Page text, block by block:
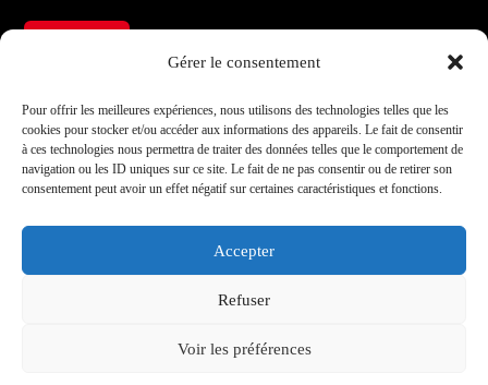
Gérer le consentement
Pour offrir les meilleures expériences, nous utilisons des technologies telles que les
cookies pour stocker et/ou accéder aux informations des appareils. Le fait de consentir
à ces technologies nous permettra de traiter des données telles que le comportement de
navigation ou les ID uniques sur ce site. Le fait de ne pas consentir ou de retirer son
consentement peut avoir un effet négatif sur certaines caractéristiques et fonctions.
Accepter
Refuser
Voir les préférences
À propos
Qui sommes-nous
L'équipe
Archives
Réseaux sociaux
Facebook
Youtube